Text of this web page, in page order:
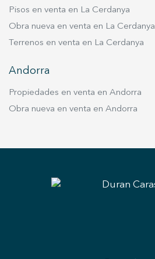
Pisos en venta en La Cerdanya
Obra nueva en venta en La Cerdanya
Terrenos en venta en La Cerdanya
Andorra
Propiedades en venta en Andorra
Obra nueva en venta en Andorra